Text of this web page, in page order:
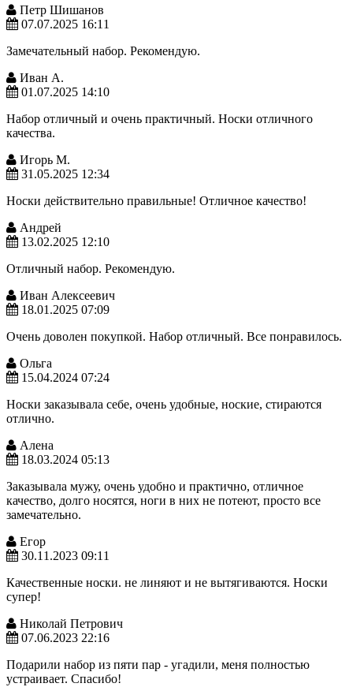
Петр Шишанов
07.07.2025 16:11
Замечательный набор. Рекомендую.
Иван А.
01.07.2025 14:10
Набор отличный и очень практичный. Носки отличного
качества.
Игорь М.
31.05.2025 12:34
Носки действительно правильные! Отличное качество!
Андрей
13.02.2025 12:10
Отличный набор. Рекомендую.
Иван Алексеевич
18.01.2025 07:09
Очень доволен покупкой. Набор отличный. Все понравилось.
Ольга
15.04.2024 07:24
Носки заказывала себе, очень удобные, ноские, стираются
отлично.
Алена
18.03.2024 05:13
Заказывала мужу, очень удобно и практично, отличное
качество, долго носятся, ноги в них не потеют, просто все
замечательно.
Егор
30.11.2023 09:11
Качественные носки. не линяют и не вытягиваются. Носки
супер!
Николай Петрович
07.06.2023 22:16
Подарили набор из пяти пар - угадили, меня полностью
устраивает. Спасибо!